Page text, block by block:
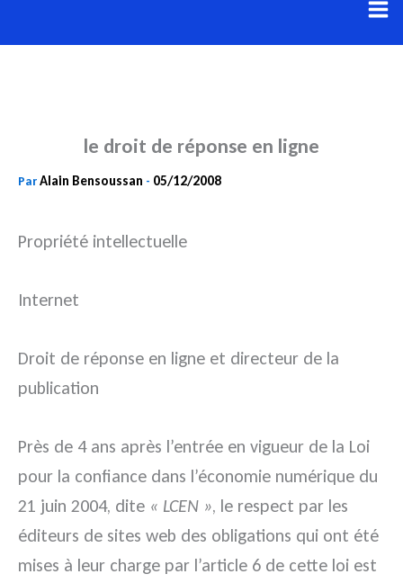
au
le droit de réponse en ligne
ParAlain Bensoussan - 05/12/2008
Propriété intellectuelle
Internet
Droit de réponse en ligne et directeur de la
publication
Près de 4 ans après l’entrée en vigueur de la Loi
pour la confiance dans l’économie numérique du
21 juin 2004, dite « LCEN », le respect par les
éditeurs de sites web des obligations qui ont été
mises à leur charge par l’article 6 de cette loi est